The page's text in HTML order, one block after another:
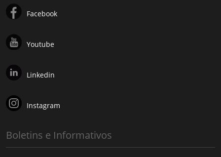
Facebook
Youtube
Linkedin
Instagram
Boletins e Informativos